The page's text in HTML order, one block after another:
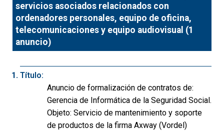
servicios asociados relacionados con
ordenadores personales, equipo de oficina,
telecomunicaciones y equipo audiovisual (1
anuncio)
Título:
Anuncio de formalización de contratos de:
Gerencia de Informática de la Seguridad Social.
Objeto: Servicio de mantenimiento y soporte
de productos de la firma Axway (Vordel)